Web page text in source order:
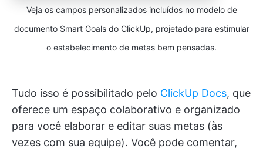
Veja os campos personalizados incluídos no modelo de
documento Smart Goals do ClickUp, projetado para estimular
o estabelecimento de metas bem pensadas.
Tudo isso é possibilitado pelo ClickUp Docs, que
oferece um espaço colaborativo e organizado
para você elaborar e editar suas metas (às
vezes com sua equipe). Você pode comentar,